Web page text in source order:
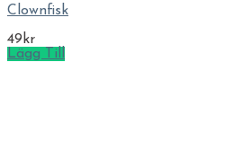
Clownfisk
49 kr
Lägg Till